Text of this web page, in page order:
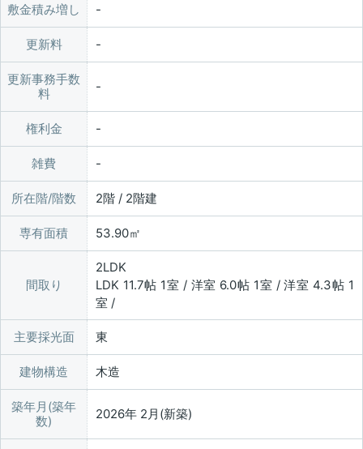
敷金積み増し
更新料
更新事務手数
料
権利金
雑費
所在階/階数 2階 / 2階建
専有面積 53.90㎡
間取り
2LDK
LDK 11.7帖 1室 / 洋室 6.0帖 1室 / 洋室 4.3帖 1
室 /
主要採光面 東
建物構造 木造
築年月(築年
数)
2026年 2月(新築)